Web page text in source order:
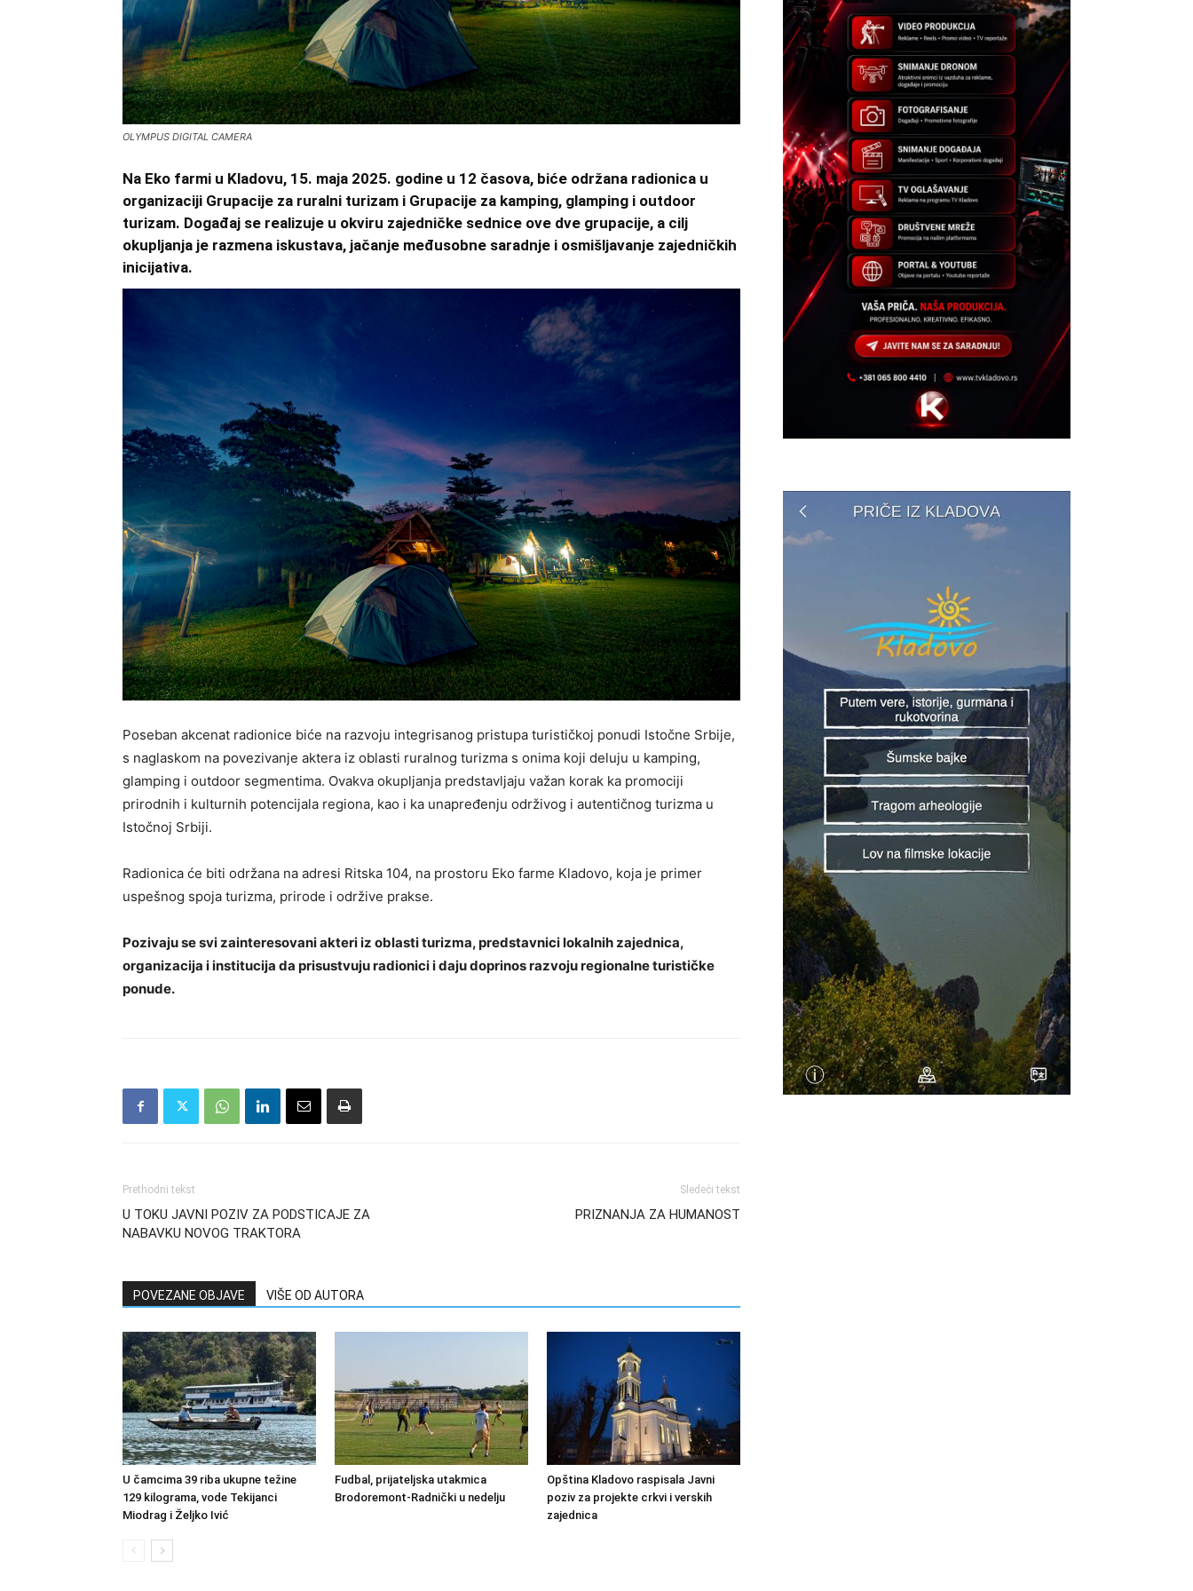
OLYMPUS DIGITAL CAMERA
Na Eko farmi u Kladovu, 15. maja 2025. godine u 12 časova, biće održana radionica u
organizaciji Grupacije za ruralni turizam i Grupacije za kamping, glamping i outdoor
turizam. Događaj se realizuje u okviru zajedničke sednice ove dve grupacije, a cilj
okupljanja je razmena iskustava, jačanje međusobne saradnje i osmišljavanje zajedničkih
inicijativa.
Poseban akcenat radionice biće na razvoju integrisanog pristupa turističkoj ponudi Istočne Srbije,
s naglaskom na povezivanje aktera iz oblasti ruralnog turizma s onima koji deluju u kamping,
glamping i outdoor segmentima. Ovakva okupljanja predstavljaju važan korak ka promociji
prirodnih i kulturnih potencijala regiona, kao i ka unapređenju održivog i autentičnog turizma u
Istočnoj Srbiji.
Radionica će biti održana na adresi Ritska 104, na prostoru Eko farme Kladovo, koja je primer
uspešnog spoja turizma, prirode i održive prakse.
Pozivaju se svi zainteresovani akteri iz oblasti turizma, predstavnici lokalnih zajednica,
organizacija i institucija da prisustvuju radionici i daju doprinos razvoju regionalne turističke
ponude.
Prethodni tekst
U TOKU JAVNI POZIV ZA PODSTICAJE ZA
NABAVKU NOVOG TRAKTORA
Sledeći tekst
PRIZNANJA ZA HUMANOST
POVEZANE OBJAVE VIŠE OD AUTORA
U čamcima 39 riba ukupne težine
129 kilograma, vode Tekijanci
Miodrag i Željko Ivić
Fudbal, prijateljska utakmica
Brodoremont-Radnički u nedelju
Opština Kladovo raspisala Javni
poziv za projekte crkvi i verskih
zajednica